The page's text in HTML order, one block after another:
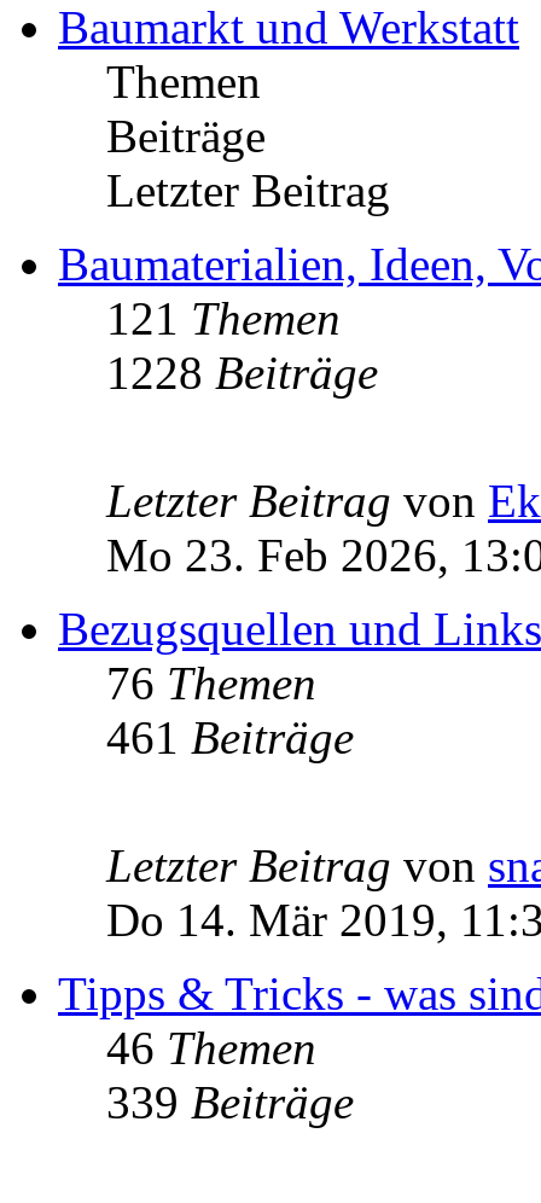
Baumarkt und Werkstatt
Themen
Beiträge
Letzter Beitrag
Baumaterialien, Ideen,
121 Themen
1228 Beiträge
Letzter Beitrag von
Mo 23. Feb 2026,
Bezugsquellen und Links
76 Themen
461 Beiträge
Letzter Beitrag von
Do 14. Mär 2019,
Tipps & Tricks - was
46 Themen
339 Beiträge